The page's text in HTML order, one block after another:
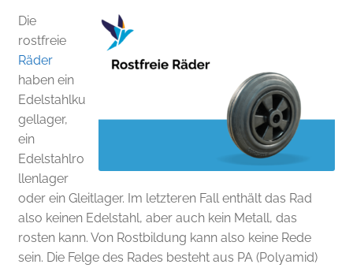
Lose Räder
Überige
Kundenservice
Die
rostfreie
Räder
haben ein
Edelstahlku
gellager,
ein
Edelstahlro
llenlager
oder ein Gleitlager. Im letzteren Fall enthält das Rad
also keinen Edelstahl, aber auch kein Metall, das
rosten kann. Von Rostbildung kann also keine Rede
sein. Die Felge des Rades besteht aus PA (Polyamid)